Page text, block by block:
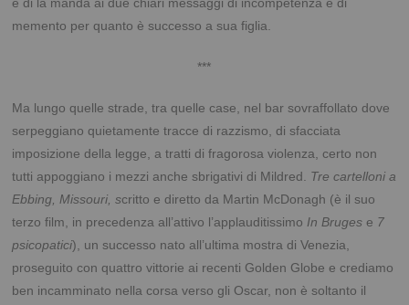
memento per quanto è successo a sua figlia.
***
Ma lungo quelle strade, tra quelle case, nel bar sovraffollato dove
serpeggiano quietamente tracce di razzismo, di sfacciata
imposizione della legge, a tratti di fragorosa violenza, certo non
tutti appoggiano i mezzi anche sbrigativi di Mildred. Tre cartelloni a
Ebbing, Missouri, scritto e diretto da Martin McDonagh (è il suo
terzo film, in precedenza all’attivo l’applauditissimo In Brugese 7
psicopatici), un successo nato all’ultima mostra di Venezia,
proseguito con quattro vittorie ai recenti Golden Globe e crediamo
ben incamminato nella corsa verso gli Oscar, non è soltanto il